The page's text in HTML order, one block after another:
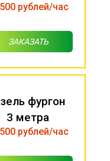
рублей/час
ЗАКАЗАТЬ
фургон
3 метра
рублей/час